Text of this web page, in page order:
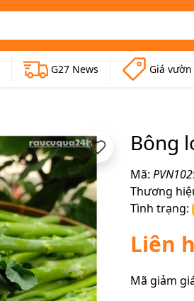
G27 News Giá vườn
Bông
Mã:
Thương
Tình trạng:
Liên
Mã giảm